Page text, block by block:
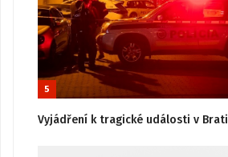
5
Vyjádření k tragické události v